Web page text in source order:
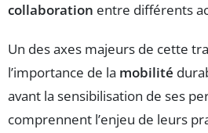
collaboration entre différents
Un des axes majeurs de cette
l’importance de la mobilité
avant la sensibilisation de ses
comprennent l’enjeu de leurs